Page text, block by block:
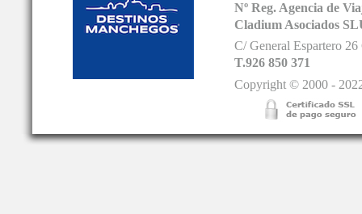
Nº Reg. Agencia de
Cladium Asociados
C/ General Espartero
T.926 850 371
Copyright © 2000 -